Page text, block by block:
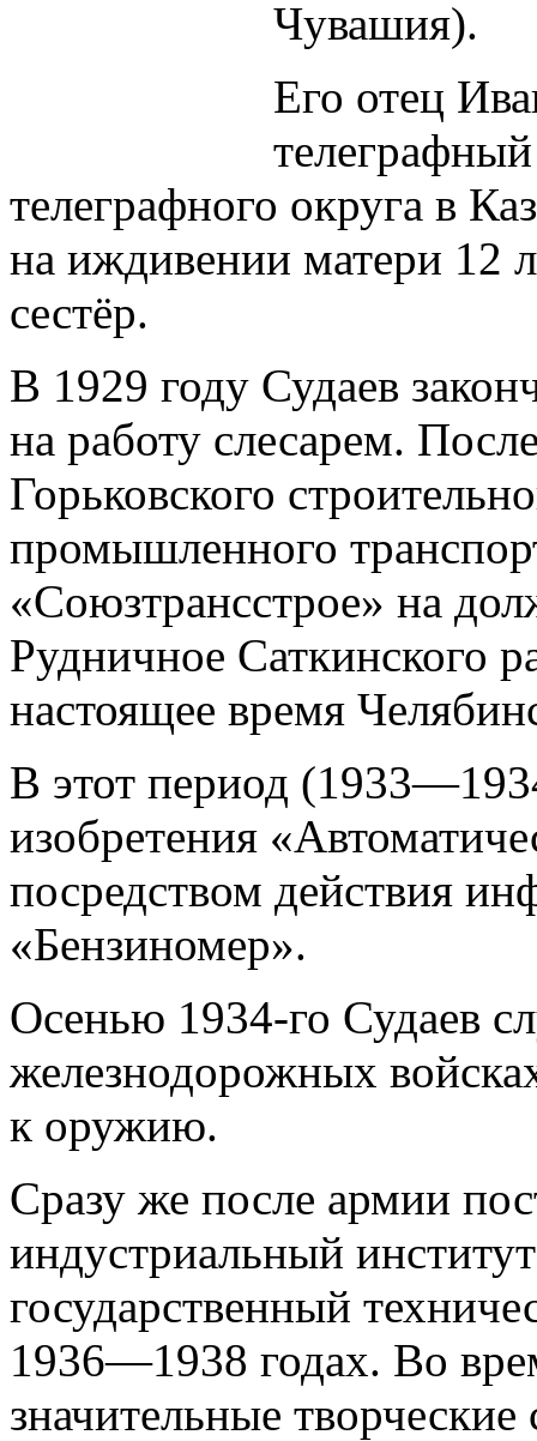
Чувашия).
Его отец
телеграфного округа в
на иждивении матери 12
сестёр.
В 1929 году Судаев
на работу слесарем.
Горьковского
промышленного
«Союзтрансстрое» на
Рудничное Саткинского
настоящее время
В этот период
изобретения
посредством действия
«Бензиномер».
Осенью 1934-го Судаев
железнодорожных
к оружию.
Сразу же после армии
индустриальный
государственный
1936—1938 годах. Во
значительные